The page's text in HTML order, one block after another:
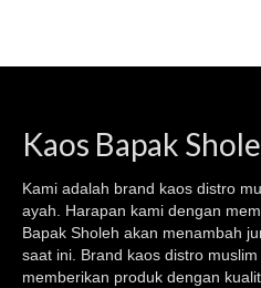
Kaos Bapak
Kami adalah brand kaos distro
ayah. Harapan kami dengan
Bapak Sholeh akan menambah
saat ini. Brand kaos distro
memberikan produk dengan